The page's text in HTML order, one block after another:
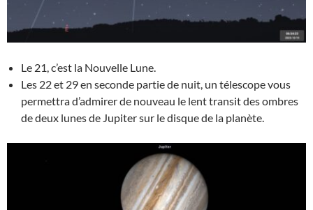
Le 21, c’est la Nouvelle Lune.
Les 22 et 29 en seconde partie de nuit, un télescope vous
permettra d’admirer de nouveau le lent transit des ombres
de deux lunes de Jupiter sur le disque de la planète.